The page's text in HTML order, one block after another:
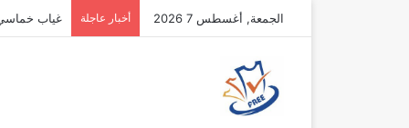
الجمعة, أغسطس 7 2026 أخبار عاجلة غياب خماسي